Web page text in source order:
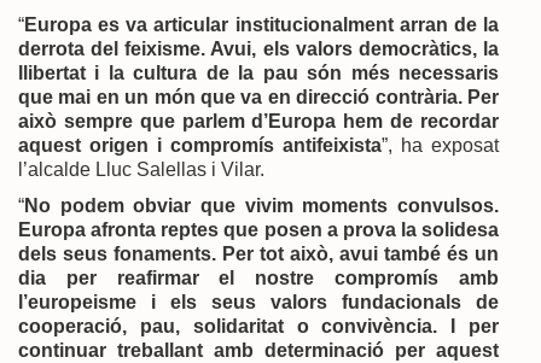
“Europa es va articular institucionalment arran de la
derrota del feixisme. Avui, els valors democràtics, la
llibertat i la cultura de la pau són més necessaris
que mai en un món que va en direcció contrària. Per
això sempre que parlem d’Europa hem de recordar
aquest origen i compromís antifeixista”, ha exposat
l’alcalde Lluc Salellas i Vilar.
“No podem obviar que vivim moments convulsos.
Europa afronta reptes que posen a prova la solidesa
dels seus fonaments. Per tot això, avui també és un
dia per reafirmar el nostre compromís amb
l’europeisme i els seus valors fundacionals de
cooperació, pau, solidaritat o convivència. I per
continuar treballant amb determinació per aquest